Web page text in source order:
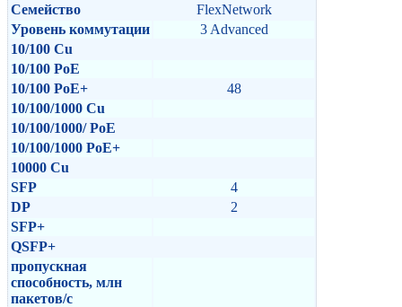
Семейство
FlexNetwork
Уровень коммутации
3 Advanced
10/100 Cu
10/100 PoE
10/100 PoE+
48
10/100/1000 Cu
10/100/1000/ PoE
10/100/1000 PoE+
10000 Cu
SFP
4
DP
2
SFP+
QSFP+
пропускная
способность, млн
пакетов/с